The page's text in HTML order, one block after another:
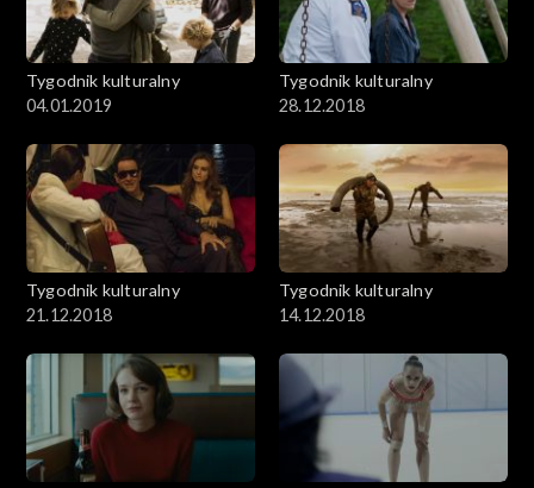
Tygodnik kulturalny
04.01.2019
Tygodnik kulturalny
28.12.2018
Tygodnik kulturalny
21.12.2018
Tygodnik kulturalny
14.12.2018